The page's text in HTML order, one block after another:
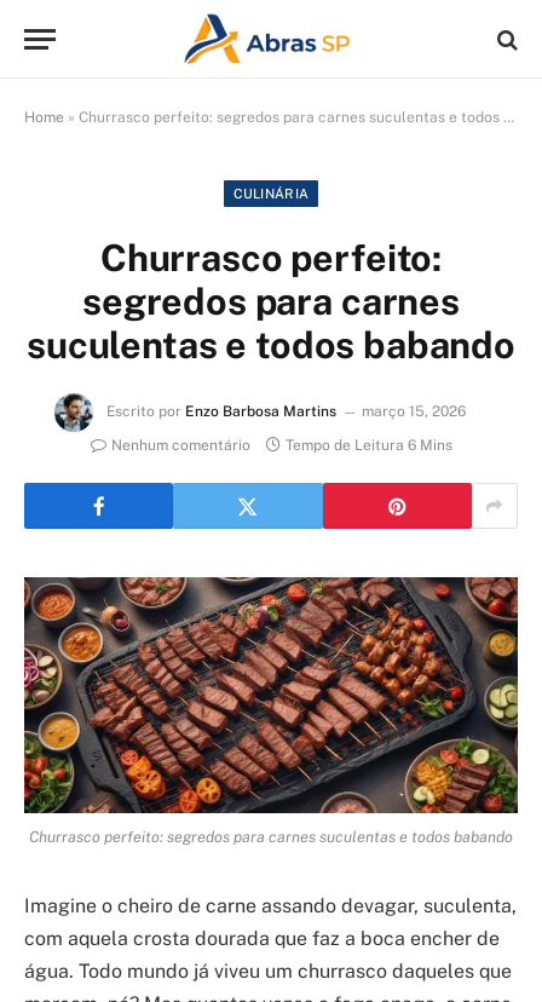
Home » Churrasco perfeito: segredos para carnes suculentas e todos babando
CULINÁRIA
Churrasco perfeito:
segredos para carnes
suculentas e todos babando
Escrito por Enzo Barbosa Martins
março 15, 2026
Nenhum comentário
Tempo de Leitura 6 Mins
Churrasco perfeito: segredos para carnes suculentas e todos babando
Imagine o cheiro de carne assando devagar, suculenta,
com aquela crosta dourada que faz a boca encher de
água. Todo mundo já viveu um churrasco daqueles que